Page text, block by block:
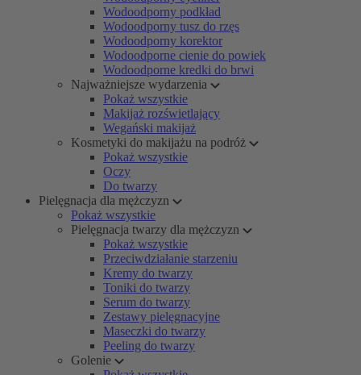
Wodoodporny podkład
Wodoodporny tusz do rzęs
Wodoodporny korektor
Wodoodporne cienie do powiek
Wodoodporne kredki do brwi
Najważniejsze wydarzenia
Pokaż wszystkie
Makijaż rozświetlający
Wegański makijaż
Kosmetyki do makijażu na podróż
Pokaż wszystkie
Oczy
Do twarzy
Pielęgnacja dla mężczyzn
Pokaż wszystkie
Pielęgnacja twarzy dla mężczyzn
Pokaż wszystkie
Przeciwdziałanie starzeniu
Kremy do twarzy
Toniki do twarzy
Serum do twarzy
Zestawy pielęgnacyjne
Maseczki do twarzy
Peeling do twarzy
Golenie